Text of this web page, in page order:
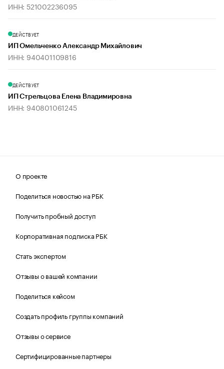
ИНН: 521002236095
ДЕЙСТВУЕТ
ИП Омельченко Александр Михайлович
ИНН: 940401109816
ДЕЙСТВУЕТ
ИП Стрельцова Елена Владимировна
ИНН: 940801061245
О проекте
Поделиться новостью на РБК
Получить пробный доступ
Корпоративная подписка РБК
Стать экспертом
Отзывы о вашей компании
Поделиться кейсом
Создать профиль группы компаний
Отзывы о сервисе
Сертифицированные партнеры